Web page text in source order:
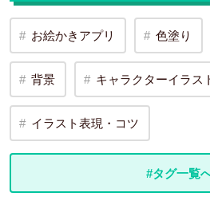
お絵かきアプリ 色塗り
背景 キャラクターイラス
イラスト表現・コツ
#タグ一覧